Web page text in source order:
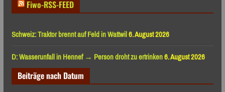
Fiwo-RSS-FEED
Schweiz: Traktor brennt auf Feld in Wattwil6. August 2026
D: Wasserunfall in Hennef → Person droht zu ertrinken6. August 2026
Beiträge nach Datum